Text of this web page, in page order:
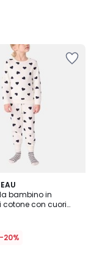
bambino in
con cuori
-20%